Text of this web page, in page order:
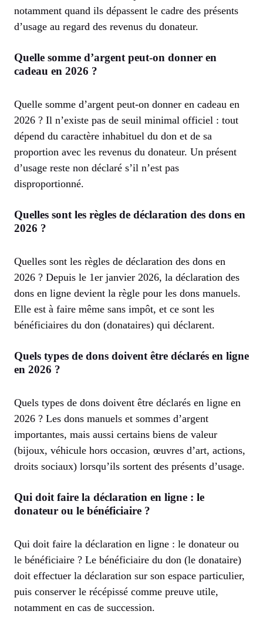
notamment quand ils dépassent le cadre des présents
d’usage au regard des revenus du donateur.
Quelle somme d’argent peut-on donner en
cadeau en 2026 ?
Quelle somme d’argent peut-on donner en cadeau en
2026 ? Il n’existe pas de seuil minimal officiel : tout
dépend du caractère inhabituel du don et de sa
proportion avec les revenus du donateur. Un présent
d’usage reste non déclaré s’il n’est pas
disproportionné.
Quelles sont les règles de déclaration des dons en
2026 ?
Quelles sont les règles de déclaration des dons en
2026 ? Depuis le 1er janvier 2026, la déclaration des
dons en ligne devient la règle pour les dons manuels.
Elle est à faire même sans impôt, et ce sont les
bénéficiaires du don (donataires) qui déclarent.
Quels types de dons doivent être déclarés en ligne
en 2026 ?
Quels types de dons doivent être déclarés en ligne en
2026 ? Les dons manuels et sommes d’argent
importantes, mais aussi certains biens de valeur
(bijoux, véhicule hors occasion, œuvres d’art, actions,
droits sociaux) lorsqu’ils sortent des présents d’usage.
Qui doit faire la déclaration en ligne : le
donateur ou le bénéficiaire ?
Qui doit faire la déclaration en ligne : le donateur ou
le bénéficiaire ? Le bénéficiaire du don (le donataire)
doit effectuer la déclaration sur son espace particulier,
puis conserver le récépissé comme preuve utile,
notamment en cas de succession.